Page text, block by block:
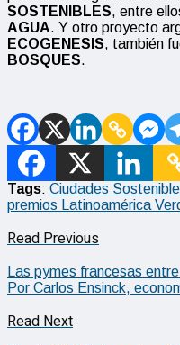
SOSTENIBLES, entre
AGUA. Y otro proyecto
ECOGENESIS, también
BOSQUES.
Tags: Ciudades
premios Latinoamérica
Read Previous
Las pymes francesas
Por Carlos Ensinck,
Read Next